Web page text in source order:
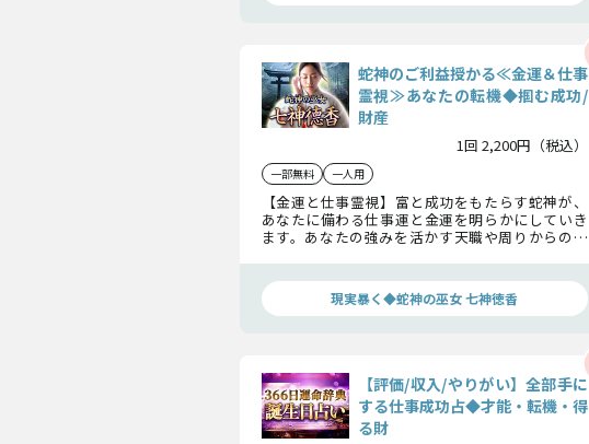
蛇神のご利益授かる≪金運＆仕事
霊視≫あなたの転機◆掴む成功/
財産
1回 2,200円（税込）
一部無料 一人用
【金運と仕事霊視】富と成功をもたらす蛇神が、
あなたに備わる仕事運と金運を明らかにしていき
ます。あなたの強みを活かす天職や周りからの評
現実暴く◆蛇神の巫女 七神徳香
【評価/収入/やりがい】全部手に
する仕事成功占◆才能・転機・得
る財